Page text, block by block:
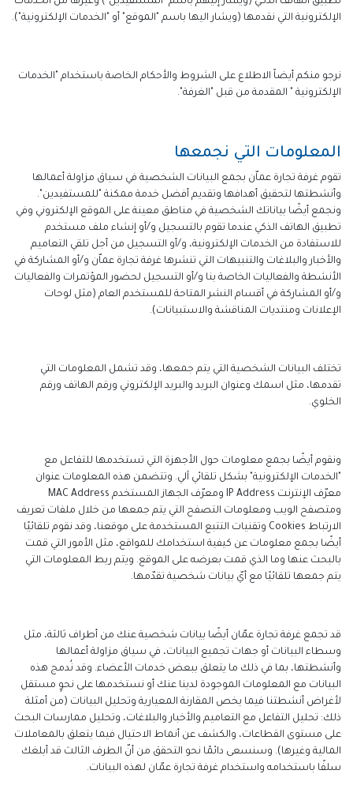
الإلكترونية التي نقدمها (ويشار اليها باسم "الموقع" أو "الخدمات الإلكترونية").
نرجو منكم أيضاً الاطلاع على الشروط والأحكام الخاصة باستخدام "الخدمات
الإلكترونية " المقدمة من قبل "الغرفة".
المعلومات التي نجمعها
تقوم غرفة تجارة عماّن بجمع البيانات الشخصية في سياق مزاولة أعمالها
وأنشطتها لتحقيق أهدافها وتقديم أفضل خدمة ممكنة "للمستفيدين".
ونجمع أيضًا بياناتك الشخصية في مناطق معينة على الموقع الإلكتروني وفي
تطبيق الهاتف الذكي عندما تقوم بالتسجيل و/أو إنشاء ملف مستخدم
للاستفادة من الخدمات الإلكترونية، و/أو التسجيل من أجل تلقي التعاميم
والأخبار والبلاغات والتنبيهات التي تنشرها غرفة تجارة عماّن و/أو المشاركة في
الأنشطة والفعاليات الخاصة بنا و/أو التسجيل لحضور المؤتمرات والفعاليات
و/أو المشاركة في أقسام النشر المتاحة للمستخدم العام (مثل لوحات
الإعلانات ومنتديات المناقشة والاستبيانات).
تختلف البيانات الشخصية التي يتم جمعها، وقد تشمل المعلومات التي
تقدمها، مثل اسمك وعنوان البريد والبريد الإلكتروني ورقم الهاتف ورقم
الخلوي.
ونقوم أيضًا بجمع معلومات حول الأجهزة التي تستخدمها للتفاعل مع
"الخدمات الإلكترونية" بشكل تلقائي آلي. وتتضمن هذه المعلومات عنوان
معرّف الإنترنت IP Address ومعرّف الجهاز المستخدم MAC Address
ومتصفح الويب ومعلومات التصفح التي يتم جمعها من خلال ملفات تعريف
الارتباط Cookies وتقنيات التتبع المستخدمة على موقعنا، وقد نقوم تلقائيًا
أيضًا بجمع معلومات عن كيفية استخدامك للمواقع، مثل الأمور التي قمت
بالبحث عنها وما الذي قمت بعرضه على الموقع. ويتم ربط المعلومات التي
يتم جمعها تلقائيًا مع أيّ بيانات شخصية تقدّمها.
قد تجمع غرفة تجارة عمّان أيضًا بيانات شخصية عنك من أطراف ثالثة، مثل
وسطاء البيانات أو جهات تجميع البيانات، في سياق مزاولة أعمالها
وأنشطتها، بما في ذلك ما يتعلق ببعض خدمات الأعضاء. وقد نُدمج هذه
البيانات مع المعلومات الموجودة لدينا عنك أو نستخدمها على نحوٍ مستقل
لأغراض أنشطتنا فيما يخص المقارنة المعيارية وتحليل البيانات (من أمثلة
ذلك: تحليل التفاعل مع التعاميم والأخبار والبلاغات، وتحليل ممارسات البحث
على مستوى القطاعات، والكشف عن أنماط الاحتيال فيما يتعلق بالمعاملات
المالية وغيرها). وسنسعى دائمًا نحو التحقق من أنّ الطرف الثالث قد أبلغك
سلفًا باستخدامه واستخدام غرفة تجارة عمّان لهذه البيانات.